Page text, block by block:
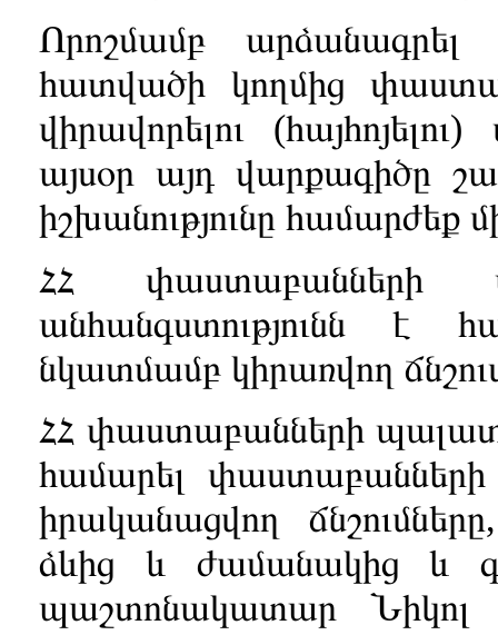
Որոշմամբ
հատվածի կողմից
վիրավորելու
այսօր այդ վարքագիծը
իշխանությունը համարժեք
ՀՀ փաստաբանների
անհանգստությունն է
նկատմամբ կիրառվող
ՀՀ փաստաբանների
համարել
իրականացվող
ձևից և ժամանակից և
պաշտոնակատար Նիկոլ